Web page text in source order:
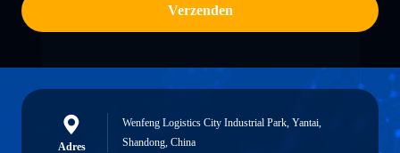
Verzenden
Adres
Wenfeng Logistics City Industrial Park, Yantai,
Shandong, China